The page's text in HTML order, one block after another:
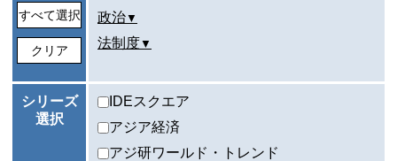
すべて選択
クリア
政治
法制度
シリーズ
選択
IDEスクエア
アジア経済
アジ研ワールド・トレンド